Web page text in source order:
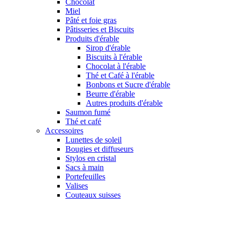
Miel
Pâté et foie gras
Pâtisseries et Biscuits
Produits d'érable
Sirop d'érable
Biscuits à l'érable
Chocolat à l'érable
Thé et Café à l'érable
Bonbons et Sucre d'érable
Beurre d'érable
Autres produits d'érable
Saumon fumé
Thé et café
Accessoires
Lunettes de soleil
Bougies et diffuseurs
Stylos en cristal
Sacs à main
Portefeuilles
Valises
Couteaux suisses